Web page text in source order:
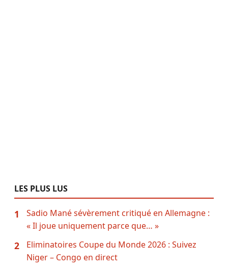
LES PLUS LUS
1
Sadio Mané sévèrement critiqué en Allemagne :
« Il joue uniquement parce que… »
2
Eliminatoires Coupe du Monde 2026 : Suivez
Niger – Congo en direct